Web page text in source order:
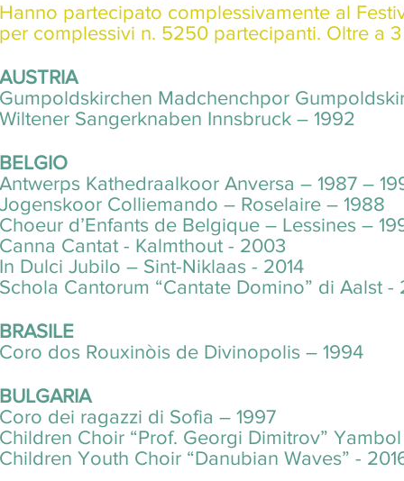
Hanno partecipato complessivamente al
per complessivi n. 5250 partecipanti. Oltre a
AUSTRIA
Gumpoldskirchen Madchenchpor
Wiltener Sangerknaben Innsbruck – 1992
BELGIO
Antwerps Kathedraalkoor Anversa – 1987 –
Jogenskoor Colliemando – Roselaire – 1988
Choeur d’Enfants de Belgique – Lessines –
Canna Cantat - Kalmthout - 2003
In Dulci Jubilo – Sint-Niklaas - 2014
Schola Cantorum “Cantate Domino” di Aalst -
BRASILE
Coro dos Rouxinòis de Divinopolis – 1994
BULGARIA
Coro dei ragazzi di Sofia – 1997
Children Choir “Prof. Georgi Dimitrov”
Children Youth Choir “Danubian Waves” -